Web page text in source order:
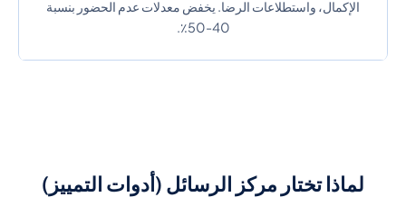
الإكمال، واستطلاعات الرضا. يخفض معدلات عدم الحضور بنسبة
40-50٪.
لماذا تختار مركز الرسائل (أدوات التمييز)